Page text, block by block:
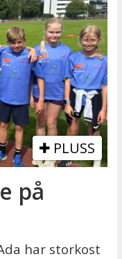
PLUSS
på
har storkost